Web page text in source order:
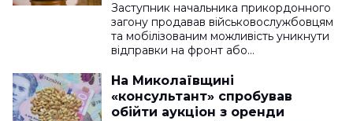
Заступник начальника прикордонного
загону продавав військовослужбовцям
та мобілізованим можливість уникнути
відправки на фронт або…
На Миколаївщині
«консультант» спробував
обійти аукціон з оренди